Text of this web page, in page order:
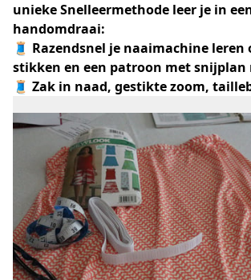
unieke Snelleermethode leer je in
handomdraai:
🧵 Razendsnel je naaimachine leren
stikken en een patroon met snijplan
🧵 Zak in naad, gestikte zoom,